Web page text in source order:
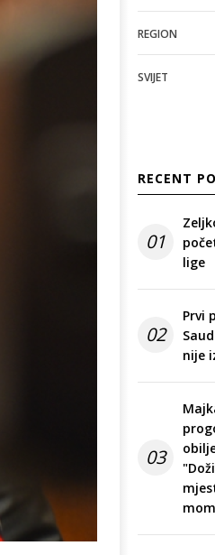
REGION
SVIJET
RECENT
01
lige
02
Prvi
nije
03